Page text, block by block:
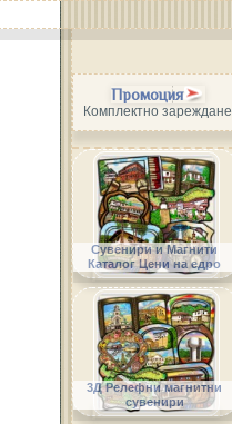
Промоция
Комплектно зареждане
Сувенири и Магнити
Каталог Цени на едро
3Д Релефни магнитни
сувенири